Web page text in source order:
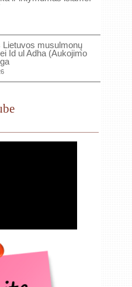
Lietuvos musulmonų
Id ul Adha (Aukojimo